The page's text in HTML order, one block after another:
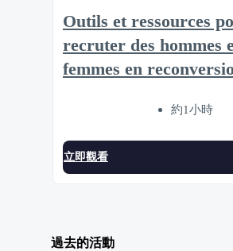
Outils et ressources
recruter des hommes
femmes en
約1小時
立即觀看
過去的活動